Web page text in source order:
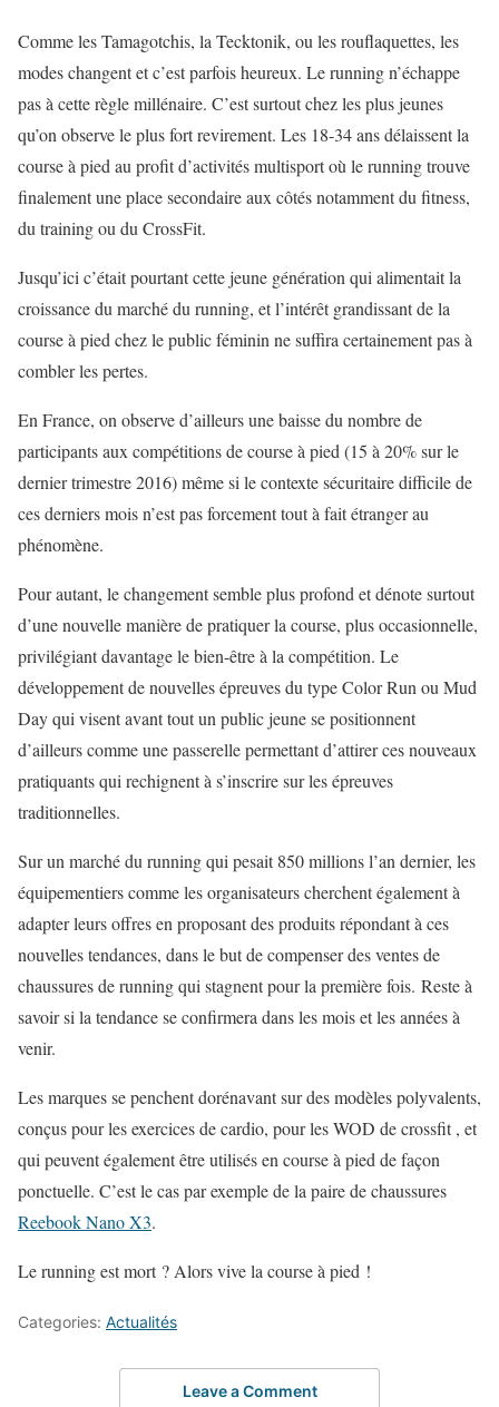
Comme les Tamagotchis, la Tecktonik, ou les rouflaquettes, les
modes changent et c’est parfois heureux. Le running n’échappe
pas à cette règle millénaire. C’est surtout chez les plus jeunes
qu’on observe le plus fort revirement. Les 18-34 ans délaissent la
course à pied au profit d’activités multisport où le running trouve
finalement une place secondaire aux côtés notamment du fitness,
du training ou du CrossFit.
Jusqu’ici c’était pourtant cette jeune génération qui alimentait la
croissance du marché du running, et l’intérêt grandissant de la
course à pied chez le public féminin ne suffira certainement pas à
combler les pertes.
En France, on observe d’ailleurs une baisse du nombre de
participants aux compétitions de course à pied (15 à 20% sur le
dernier trimestre 2016) même si le contexte sécuritaire difficile de
ces derniers mois n’est pas forcement tout à fait étranger au
phénomène.
Pour autant, le changement semble plus profond et dénote surtout
d’une nouvelle manière de pratiquer la course, plus occasionnelle,
privilégiant davantage le bien-être à la compétition. Le
développement de nouvelles épreuves du type Color Run ou Mud
Day qui visent avant tout un public jeune se positionnent
d’ailleurs comme une passerelle permettant d’attirer ces nouveaux
pratiquants qui rechignent à s’inscrire sur les épreuves
traditionnelles.
Sur un marché du running qui pesait 850 millions l’an dernier, les
équipementiers comme les organisateurs cherchent également à
adapter leurs offres en proposant des produits répondant à ces
nouvelles tendances, dans le but de compenser des ventes de
chaussures de running qui stagnent pour la première fois. Reste à
savoir si la tendance se confirmera dans les mois et les années à
venir.
Les marques se penchent dorénavant sur des modèles polyvalents,
conçus pour les exercices de cardio, pour les WOD de crossfit , et
qui peuvent également être utilisés en course à pied de façon
ponctuelle. C’est le cas par exemple de la paire de chaussures
Reebook Nano X3.
Le running est mort ? Alors vive la course à pied !
Categories: Actualités
Leave a Comment